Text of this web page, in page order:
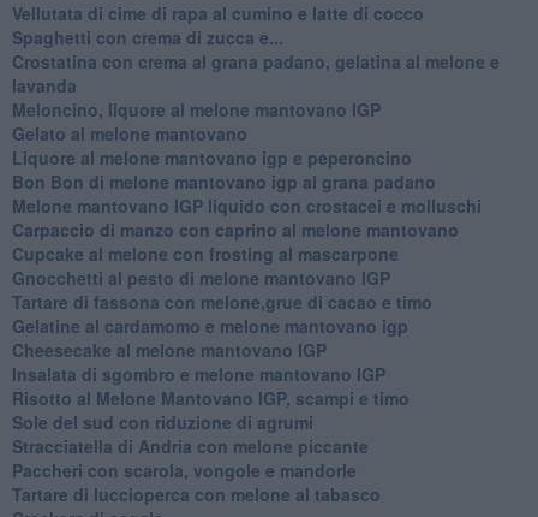
Vellutata di cime di rapa al cumino e latte di cocco
Spaghetti con crema di zucca e...
Crostatina con crema al grana padano, gelatina al melone e
lavanda
Meloncino, liquore al melone mantovano IGP
Gelato al melone mantovano
Liquore al melone mantovano igp e peperoncino
Bon Bon di melone mantovano igp al grana padano
Melone mantovano IGP liquido con crostacei e molluschi
Carpaccio di manzo con caprino al melone mantovano
Cupcake al melone con frosting al mascarpone
Gnocchetti al pesto di melone mantovano IGP
Tartare di fassona con melone,grue di cacao e timo
Gelatine al cardamomo e melone mantovano igp
Cheesecake al melone mantovano IGP
Insalata di sgombro e melone mantovano IGP
Risotto al Melone Mantovano IGP, scampi e timo
Sole del sud con riduzione di agrumi
Stracciatella di Andria con melone piccante
Paccheri con scarola, vongole e mandorle
Tartare di luccioperca con melone al tabasco